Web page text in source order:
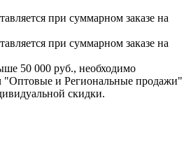
при суммарном заказе на
при суммарном заказе на
50 000 руб., необходимо
"Оптовые и Региональные продажи"
скидки.